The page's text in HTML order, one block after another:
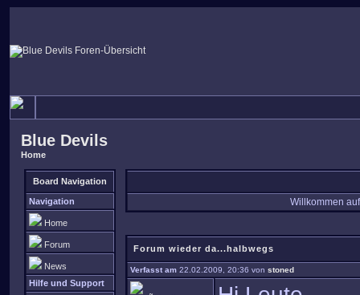
Blue Devils
Home
Board Navigation
Navigation
Home
Forum
News
Hilfe und Support
Willkommen
Forum wieder da...halbwegs
Verfasst am 22.02.2009, 20:36 von stoned